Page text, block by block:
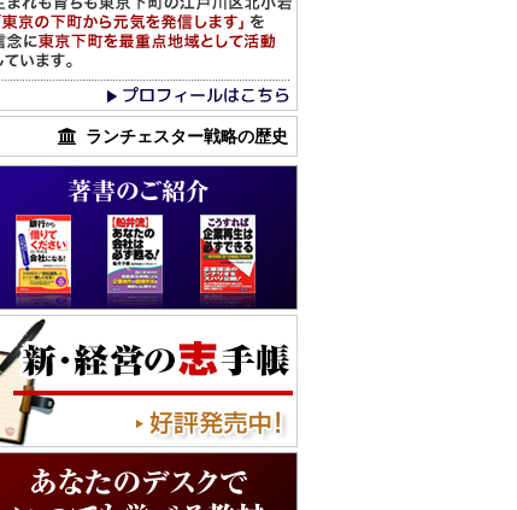
ランチェスター戦略の歴史